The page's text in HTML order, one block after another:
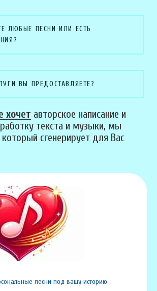
ЛЮБЫЕ ПЕСНИ ИЛИ ЕСТЬ
ВЫ ПРЕДОСТАВЛЯЕТЕ?
хочет авторское написание и
текста и музыки, мы
сгенерирует для Вас
песни под вашу историю